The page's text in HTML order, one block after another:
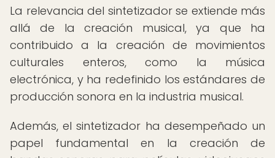
La relevancia del sintetizador se extiende más
allá de la creación musical, ya que ha
contribuido a la creación de movimientos
culturales enteros, como la música
electrónica, y ha redefinido los estándares de
producción sonora en la industria musical.
Además, el sintetizador ha desempeñado un
papel fundamental en la creación de